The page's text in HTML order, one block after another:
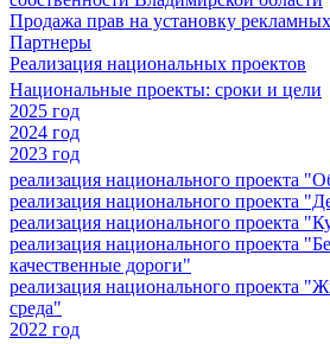
Продажа прав на установку
Партнеры
Реализация национальных проектов
Национальные проекты: сроки и цели
2025 год
2024 год
2023 год
реализация национального проекта
реализация национального проекта
реализация национального проекта
реализация национального проекта
качественные дороги"
реализация национального проекта
среда"
2022 год